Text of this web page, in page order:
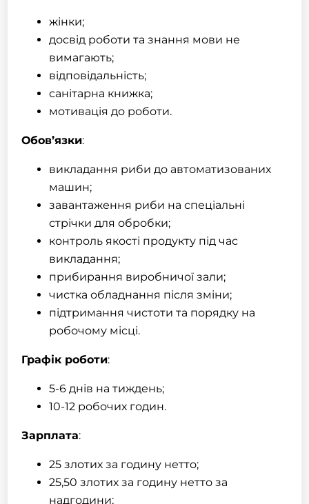
жінки;
досвід роботи та знання мови не
вимагають;
відповідальність;
санітарна книжка;
мотивація до роботи.
Обов’язки:
викладання риби до автоматизованих
машин;
завантаження риби на спеціальні
стрічки для обробки;
контроль якості продукту під час
викладання;
прибирання виробничої зали;
чистка обладнання після зміни;
підтримання чистоти та порядку на
робочому місці.
Графік роботи:
5-6 днів на тиждень;
10-12 робочих годин.
Зарплата:
25 злотих за годину нетто;
25,50 злотих за годину нетто за
надгодини;